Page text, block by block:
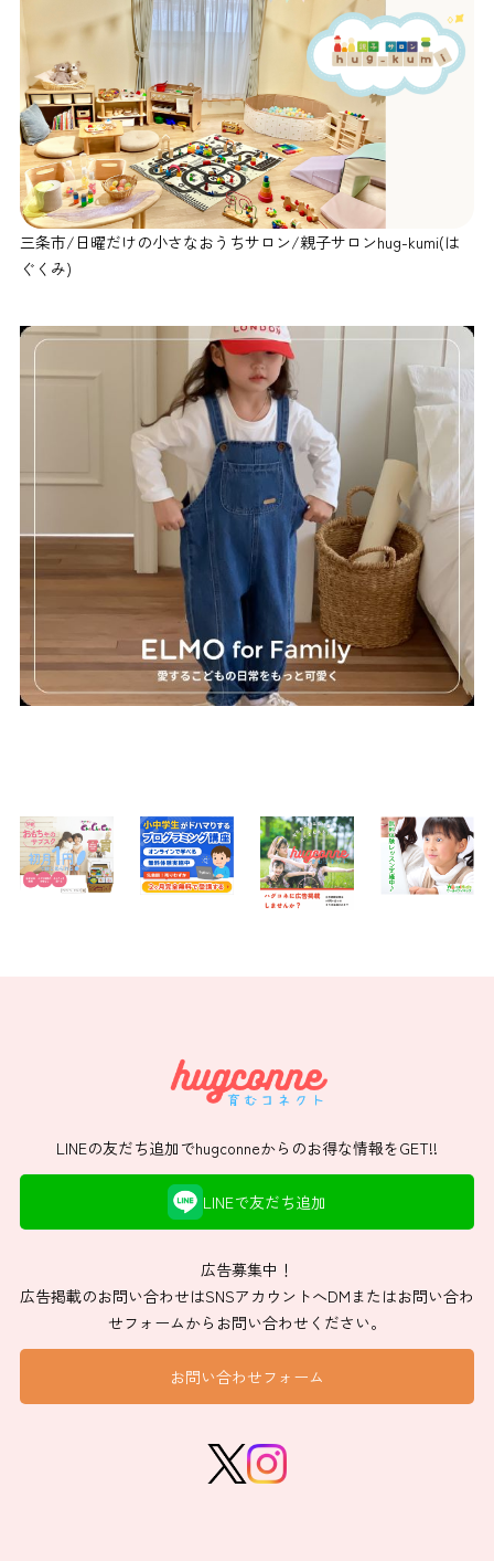
三条市/日曜だけの小さなおうちサロン/親子サロンhug-kumi(は
ぐくみ)
LINEの友だち追加でhugconneからのお得な情報をGET!!
LINEで友だち追加
広告募集中！
広告掲載のお問い合わせはSNSアカウントへDMまたはお問い合わ
せフォームからお問い合わせください。
お問い合わせフォーム